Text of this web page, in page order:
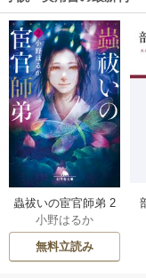
蟲祓いの宦官師弟 2
巻
小野はるか
無料立読み